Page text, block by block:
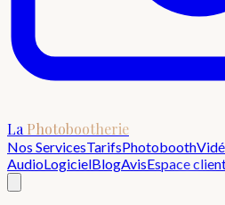
La Photobootherie
Nos ServicesTarifsPhotobooth
AudioLogicielBlogAvisEspace